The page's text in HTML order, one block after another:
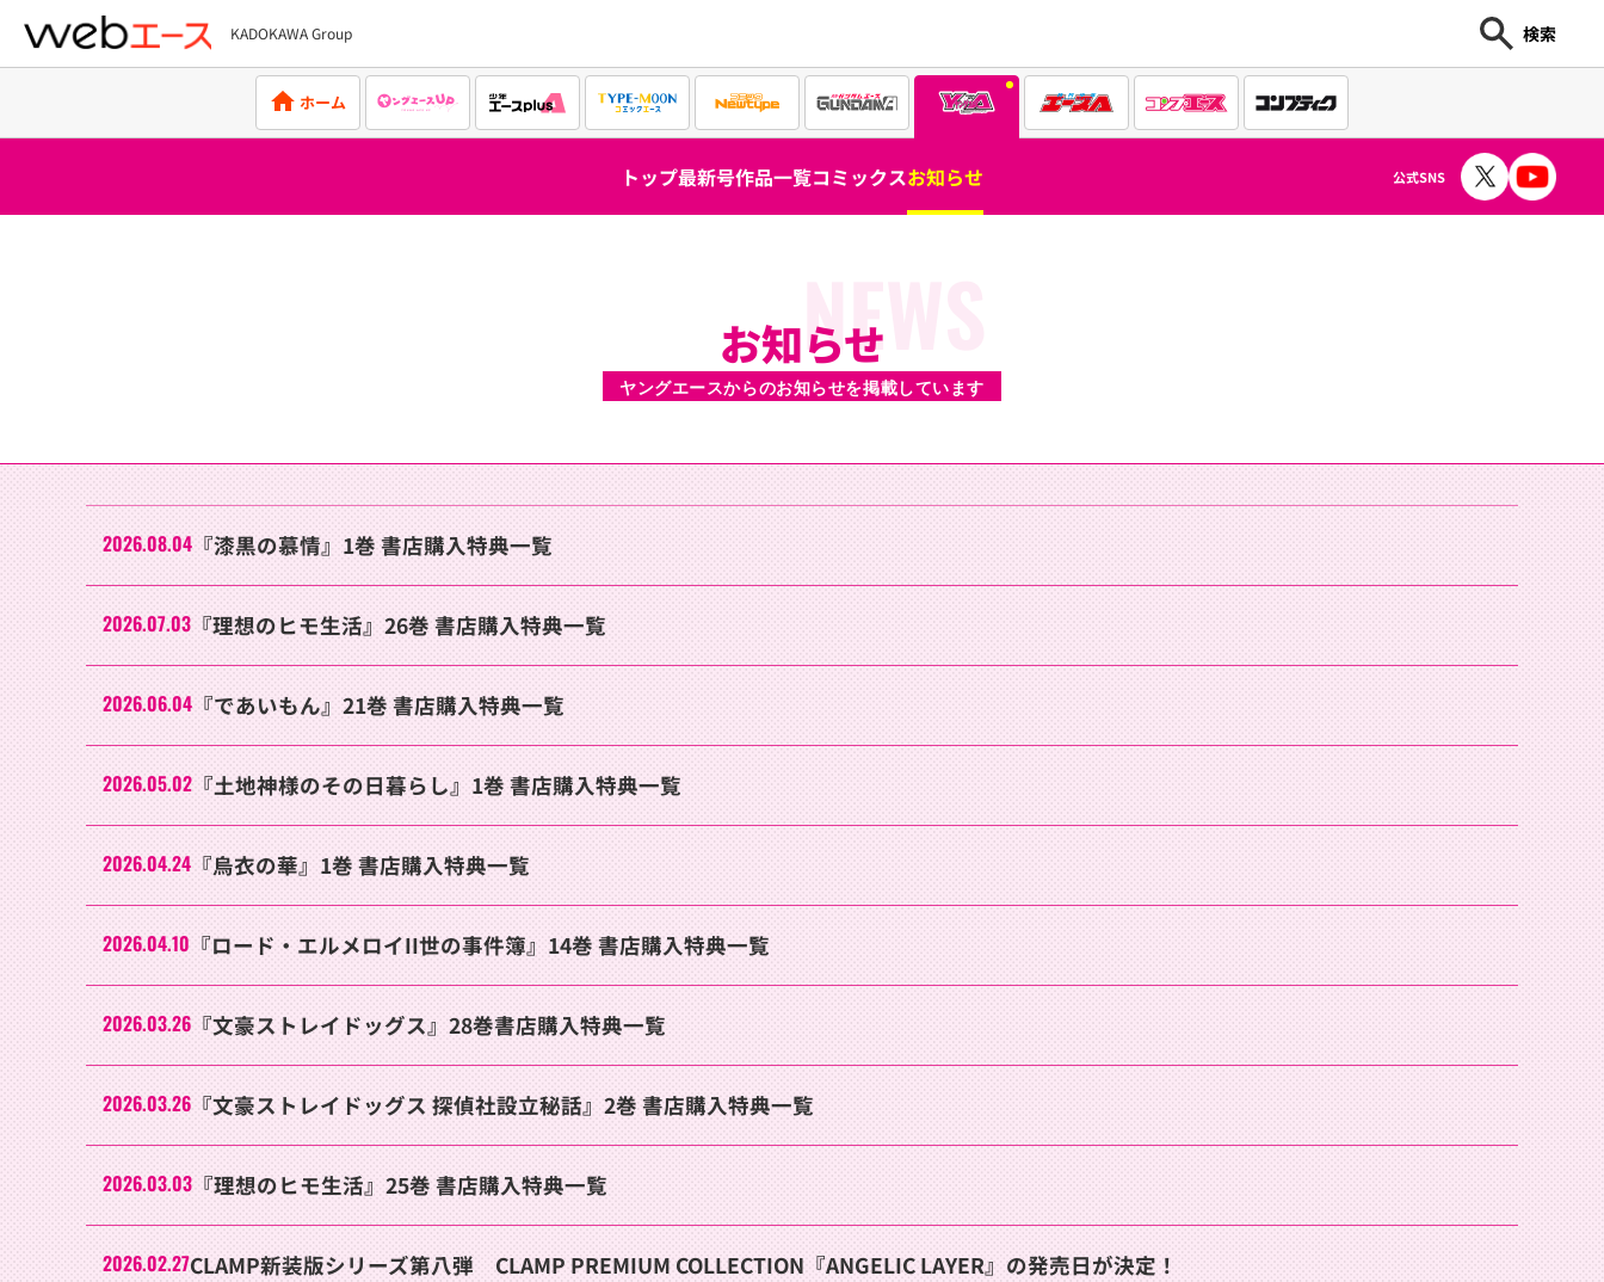
webエース
KADOKAWA Group 検索
ホーム
トップ最新号作品一覧コミックスお知らせ 公式SNS
NEWS
お知らせ
ヤングエースからのお知らせを掲載しています
2026.08.04 『漆黒の慕情』1巻 書店購入特典一覧
2026.07.03 『理想のヒモ生活』26巻 書店購入特典一覧
2026.06.04 『であいもん』21巻 書店購入特典一覧
2026.05.02 『土地神様のその日暮らし』1巻 書店購入特典一覧
2026.04.24 『烏衣の華』1巻 書店購入特典一覧
2026.04.10 『ロード・エルメロイII世の事件簿』14巻 書店購入特典一覧
2026.03.26 『文豪ストレイドッグス』28巻書店購入特典一覧
2026.03.26 『文豪ストレイドッグス 探偵社設立秘話』2巻 書店購入特典一覧
2026.03.03 『理想のヒモ生活』25巻 書店購入特典一覧
2026.02.27CLAMP新装版シリーズ第八弾 CLAMP PREMIUM COLLECTION『ANGELIC LAYER』の発売日が決定！